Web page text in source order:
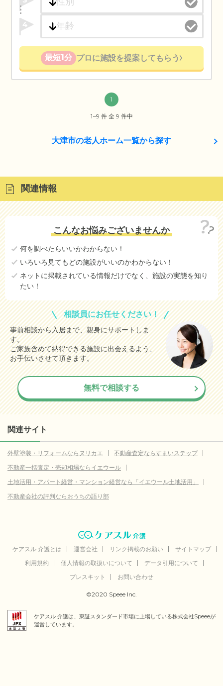
4
最短1分 プロに施設を提案してもらう
1
1~9 件 全 9 件中
大津市の老人ホーム一覧から探す
関連情報
こんなお悩みございませんか
何を調べたらいいかわからない！
いろいろ見てもどの施設がいいのかわからない！
ネットに掲載されている情報だけでなく、施設の実態を知り
たい！
相談員にお任せください！
事前相談から入居まで、親身にサポートしま
す。
ご家族含めて納得できる施設に出会えるよう、
お手伝いさせて頂きます。
無料で相談する
関連サイト
外壁塗装・リフォームならヌリカエ
不動産査定ならすまいステップ
不動産一括査定・売却相場ならイエウール
土地活用・アパート経営・マンション経営なら「イエウール土地活用」
不動産会社の評判ならおうちの語り部
ケアスル 介護とは 運営会社 リンク掲載のお願い
サイトマップ
利用規約
個人情報の取扱いについて
データ引用について
プレスキット
お問い合わせ
©2020 Speee Inc.
ケアスル 介護は、東証スタンダード市場に上場している株式会社Speeeが
運営しています。